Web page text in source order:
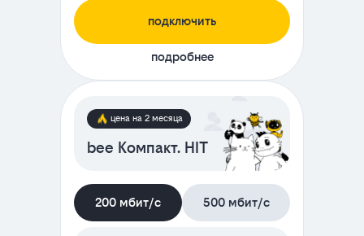
подключить
подробнее
цена на 2 месяца
bee Компакт. HIT
200 мбит/с 500 мбит/с